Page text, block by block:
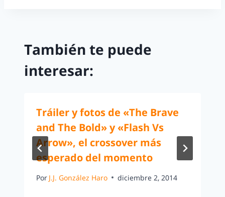
También te puede
interesar:
Tráiler y fotos de «The Brave
and The Bold» y «Flash Vs
Arrow», el crossover más
esperado del momento
Por J.J. González Haro diciembre 2, 2014